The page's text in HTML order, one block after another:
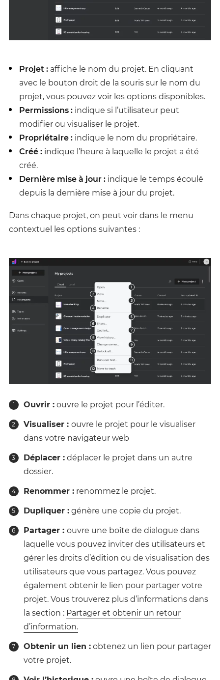
Projet : affiche le nom du projet. En cliquant
avec le bouton droit de la souris sur le nom du
projet, vous pouvez voir les options disponibles.
Permissions :indique si l’utilisateur peut
modifier ou visualiser le projet.
Propriétaire : indique le nom du propriétaire.
Créé :indique l’heure à laquelle le projet a été
créé.
Dernière mise à jour : indique le temps écoulé
depuis la dernière mise à jour du projet.
Dans chaque projet, on peut voir dans le menu
contextuel les options suivantes :
Ouvrir :ouvre le projet pour l’éditer.
Visualiser : ouvre le projet pour le visualiser
dans votre navigateur web
Déplacer :déplacer le projet dans un autre
dossier.
Renommer :renommez le projet.
Dupliquer :génère une copie du projet.
Partager : ouvre une boîte de dialogue dans
laquelle vous pouvez inviter des utilisateurs et
gérer les droits d’édition ou de visualisation des
utilisateurs que vous partagez. Vous pouvez
également obtenir le lien pour partager votre
projet. Vous trouverez plus d’informations dans
la section : Partager et obtenir un retour
d’information.
Obtenir un lien :obtenez un lien pour partager
votre projet.